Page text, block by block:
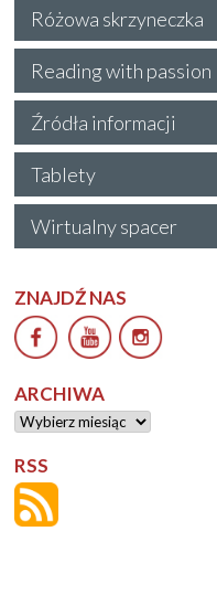
Różowa skrzyneczka
Reading with passion
Źródła informacji
Tablety
Wirtualny spacer
ZNAJDŹ NAS
ARCHIWA
Archiwa
RSS